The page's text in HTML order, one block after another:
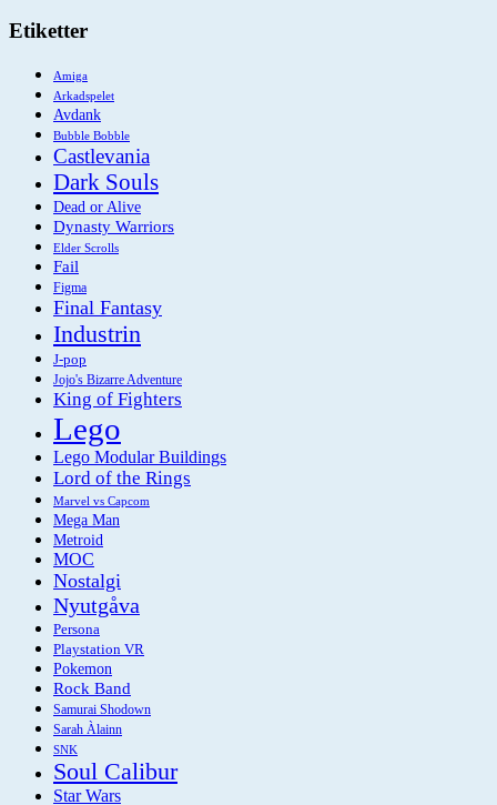
Etiketter
Amiga
Arkadspelet
Avdank
Bubble Bobble
Castlevania
Dark Souls
Dead or Alive
Dynasty Warriors
Elder Scrolls
Fail
Figma
Final Fantasy
Industrin
J-pop
Jojo's Bizarre Adventure
King of Fighters
Lego
Lego Modular Buildings
Lord of the Rings
Marvel vs Capcom
Mega Man
Metroid
MOC
Nostalgi
Nyutgåva
Persona
Playstation VR
Pokemon
Rock Band
Samurai Shodown
Sarah Àlainn
SNK
Soul Calibur
Star Wars